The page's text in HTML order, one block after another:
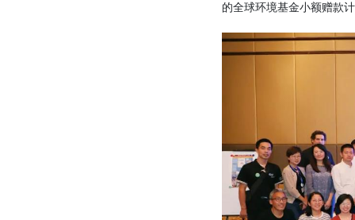
的全球环境基金小额赠款